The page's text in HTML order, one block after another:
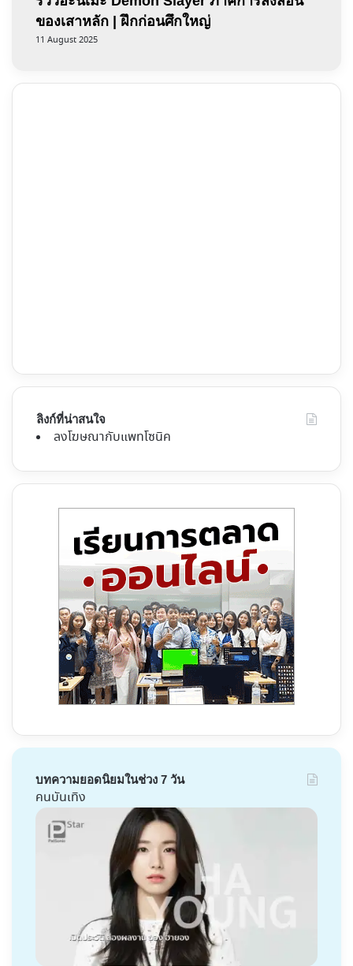
ของเสาหลัก | ฝึกก่อนศึกใหญ่
11 August 2025
ลิงก์ที่น่าสนใจ
ลงโฆษณากับแพทโซนิค
บทความยอดนิยมในช่วง 7 วัน
คนบันเทิง